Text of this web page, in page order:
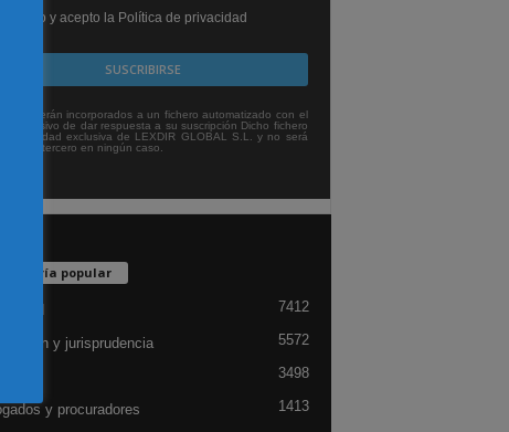
He leído y acepto la Política de privacidad
datos serán incorporados a un fichero automatizado con el
exclusivo de dar respuesta a su suscripción Dicho fichero
titularidad exclusiva de LEXDIR GLOBAL S.L. y no será
a un tercero en ningún caso.
Categoría popular
7412
y jurisprudencia 5572
3498
y procuradores
1413